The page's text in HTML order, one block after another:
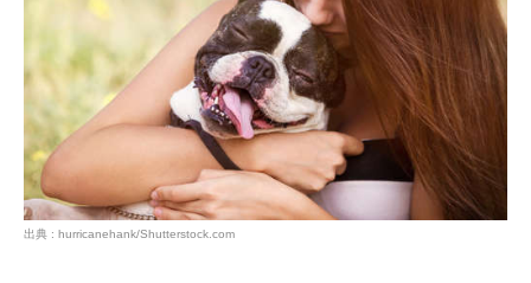
出典 : hurricanehank/Shutterstock.com
いぬ部をフォロー
ねこ部をフォロー
アプリをダウンロードする